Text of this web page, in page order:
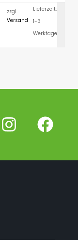
WÄHLEN
zzgl.
Versand
Lieferzeit:
1-3
Werktage